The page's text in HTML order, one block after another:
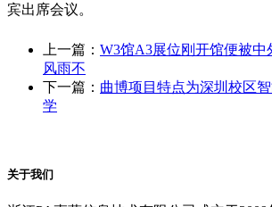
宾出席会议。
上一篇： W3馆A3展位刚开馆便被中
风雨不
下一篇： 曲博项目特点为深圳校区
学
关于我们